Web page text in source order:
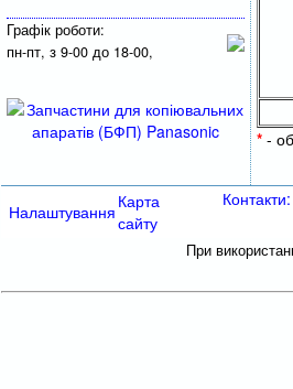
* -
Графік роботи:
пн-пт, з 9-00 до 18-00,
Налаштування Карта
сайту
Контакти:
При